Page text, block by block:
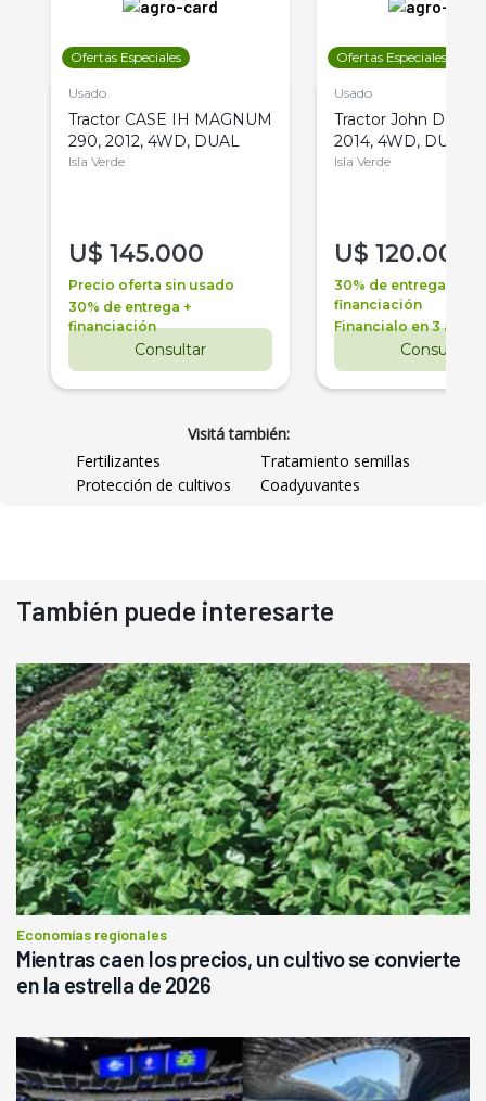
Ofertas Especiales
Usado
Tractor CASE IH MAGNUM
290, 2012, 4WD, DUAL
Isla Verde
U$ 145.000
Precio oferta sin usado
30% de entrega +
financiación
Consultar
Ofertas Especiales
Usado
Tractor John Deere
2014, 4WD, DUAL
Isla Verde
U$ 120.000
30% de entrega +
financiación
Financialo en 3 años
Consultar
Visitá también:
Fertilizantes
Tratamiento semillas
Protección de cultivos
Coadyuvantes
También puede interesarte
Economías regionales
Mientras caen los precios, un cultivo se convierte
en la estrella de 2026